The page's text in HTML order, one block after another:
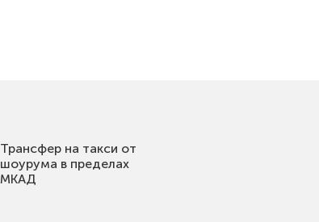
Трансфер на такси от
шоурума в пределах
МКАД